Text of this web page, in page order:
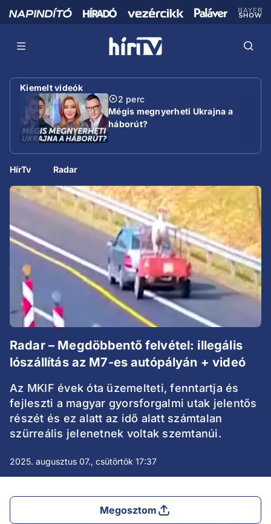
Kiemelt videók
2 perc
Mégis megnyerheti Ukrajna a
háborút?
HírTv Radar
Radar – Megdöbbentő felvétel: illegális
lószállítás az M7-es autópályán + videó
Az MKIF évek óta üzemelteti, fenntartja és
fejleszti a magyar gyorsforgalmi utak jelentős
részét és ez alatt az idő alatt számtalan
szürreális jelenetnek voltak szemtanúi.
2025. augusztus 07., csütörtök 17:37
Megosztom